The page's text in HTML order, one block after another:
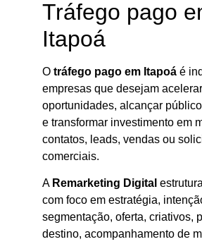
Tráfego pago
Itapoá
O tráfego pago em Itapoá é
empresas que desejam
oportunidades, alcançar
e transformar investimento em
contatos, leads, vendas ou
comerciais.
A Remarketing Digital
com foco em estratégia,
segmentação, oferta, criativos,
destino, acompanhamento de